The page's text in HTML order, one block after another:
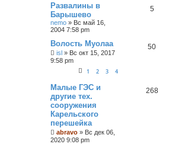
Развалины в
Барышево
nemo » Вс май 16,
2004 7:58 pm
5
Волость Муолаа
isl » Вс окт 15, 2017
9:58 pm
1 2 3 4
50
Малые ГЭС и
другие тех.
сооружения
Карельского
перешейка
abravo » Вс дек 06,
2020 9:08 pm
268